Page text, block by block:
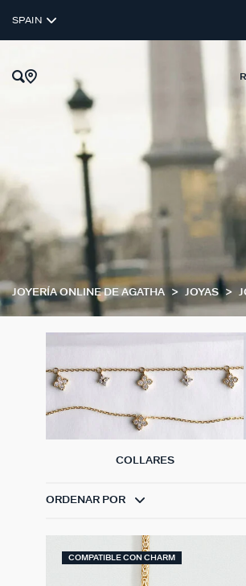
SPAIN
COLLARES
JOYERÍA ONLINE DE AGATHA JOYAS
ORDENAR POR
COMPATIBLE CON CHARM